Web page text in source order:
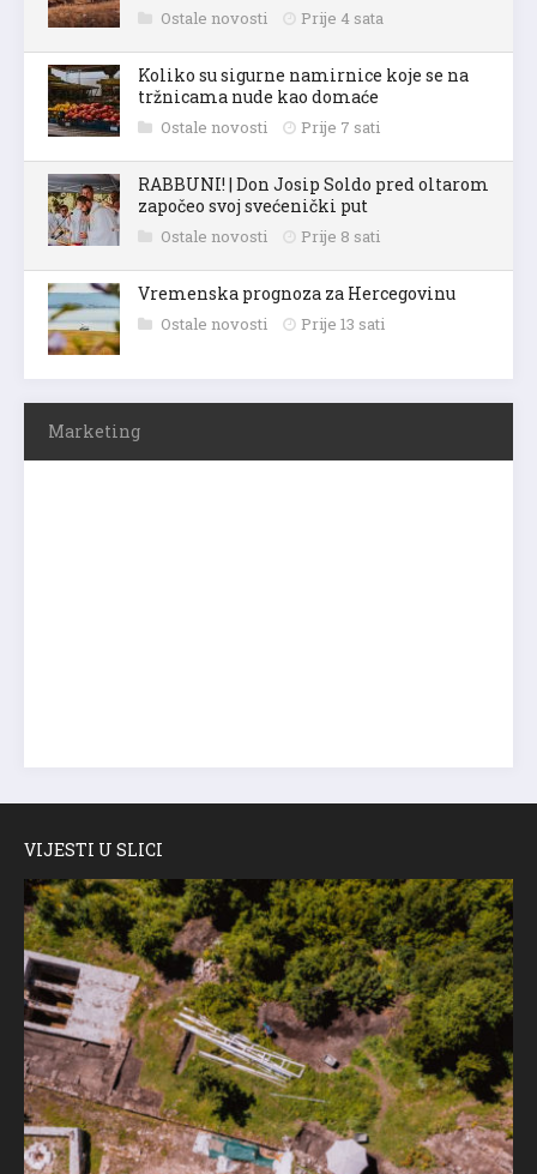
Ostale novosti Prije 4 sata
Koliko su sigurne namirnice koje se na
tržnicama nude kao domaće
Ostale novosti Prije 7 sati
RABBUNI! | Don Josip Soldo pred oltarom
započeo svoj svećenički put
Ostale novosti Prije 8 sati
Vremenska prognoza za Hercegovinu
Ostale novosti Prije 13 sati
Marketing
VIJESTI U SLICI